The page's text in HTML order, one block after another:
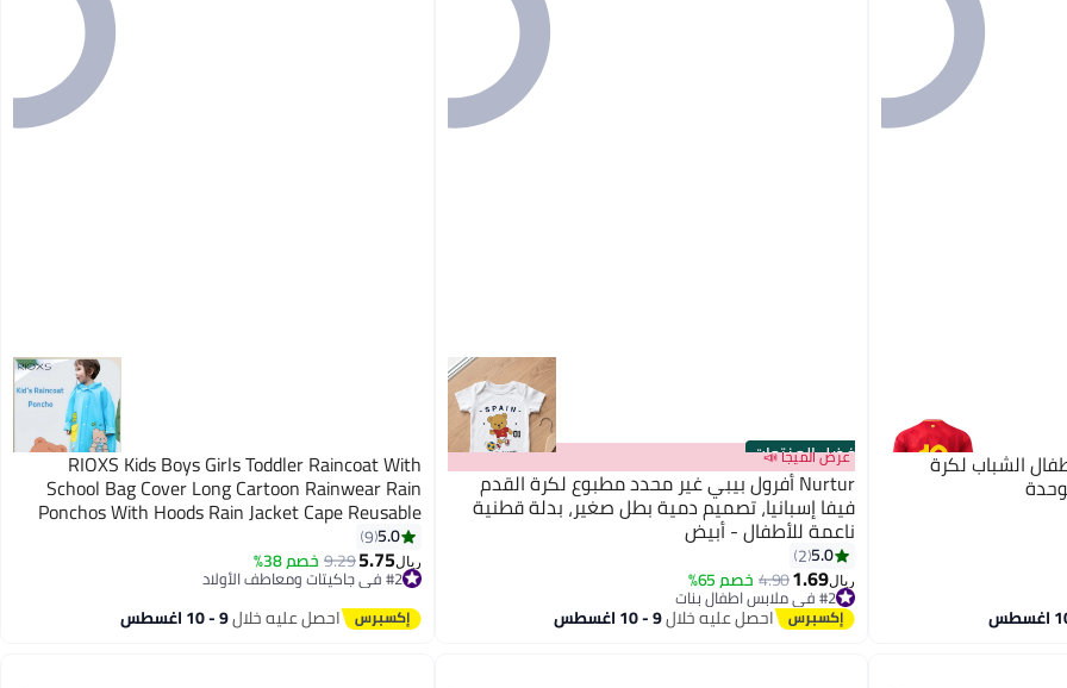
الشباب لكرة أفضل المنتجات
عرض الميجا 📣
Nurtur أفرول بيبي غير محدد مطبوع لكرة القدم
فيفا إسبانيا، تصميم دمية بطل صغير، بدلة قطنية
ناعمة للأطفال - أبيض
5.0
2
ريال1.69
4.90خصم 65%
#2 في ملابس اطفال بنات
#2 في ملابس اطفال بنات احصل عليه خلال9 - 10 اغسطس
7
RIOXS Kids Boys Girls Toddler Raincoat With
School Bag Cover Long Cartoon Rainwear Rain
Ponchos With Hoods Rain Jacket Cape Reusable
For Outdoor Climbing Cycling Hiking Camping
5.0
9
ريال5.75
9.29خصم 38%
#2 في جاكيتات ومعاطف الأولاد
احصل عليه خلال9 - 10 اغسطس